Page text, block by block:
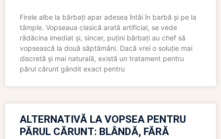
Firele albe la bărbați apar adesea întâi în barbă și pe la
tâmple. Vopseaua clasică arată artificial, se vede
rădăcina imediat și, sincer, puțini bărbați au chef să
vopsească la două săptămâni. Dacă vrei o soluție mai
discretă și mai naturală, există un tratament pentru
părul cărunt gândit exact pentru
ALTERNATIVĂ LA VOPSEA PENTRU
PĂRUL CĂRUNT: BLÂNDĂ, FĂRĂ